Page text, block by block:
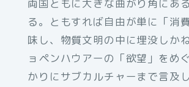
両国ともに大きな曲がり角にあ
る。ともすれば自由が単に「消
味し、物質文明の中に埋没しか
ョペンハウアーの「欲望」をめ
かりにサブカルチャーまで言及